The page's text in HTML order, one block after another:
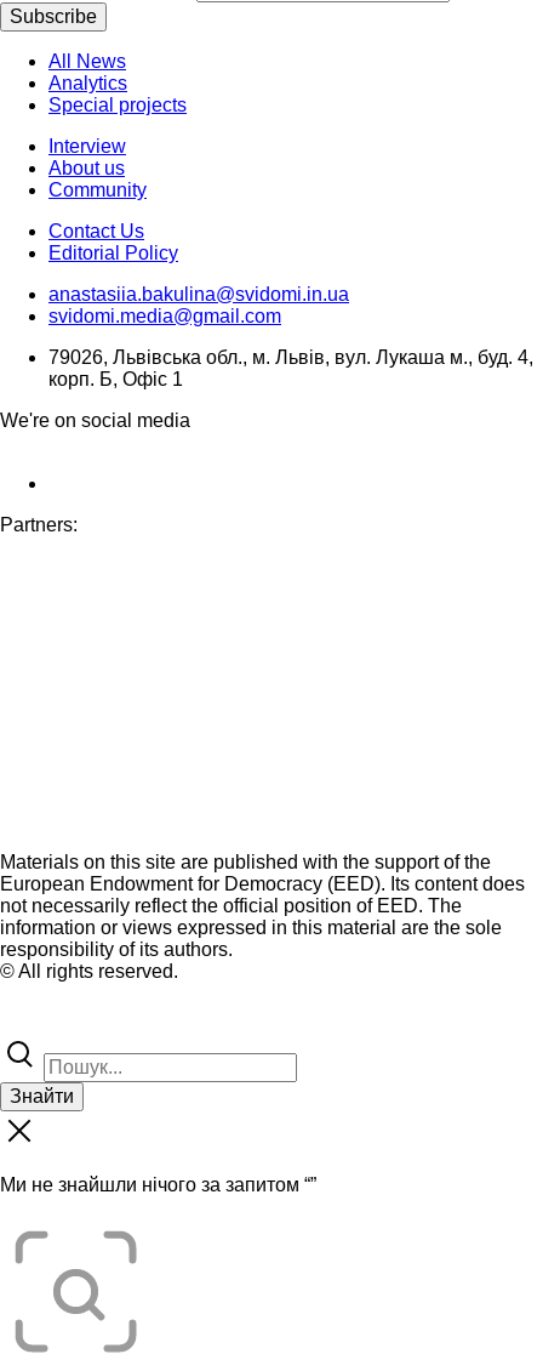
Subscribe
All News
Analytics
Special projects
Interview
About us
Community
Contact Us
Editorial Policy
anastasiia.bakulina@svidomi.in.ua
svidomi.media@gmail.com
79026, Львівська обл., м. Львів, вул. Лукаша м., буд. 4,
корп. Б, Офіс 1
We're on social media
Partners:
Materials on this site are published with the support of the
European Endowment for Democracy (EED). Its content does
not necessarily reflect the official position of EED. The
information or views expressed in this material are the sole
responsibility of its authors.
© All rights reserved.
Знайти
Ми не знайшли нічого за запитом “”